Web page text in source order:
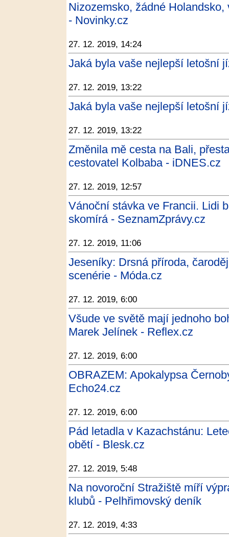
Nizozemsko, žádné
- Novinky.cz
27. 12. 2019, 14:24
Jaká byla vaše nejlepší letošní
27. 12. 2019, 13:22
Jaká byla vaše nejlepší letošní
27. 12. 2019, 13:22
Změnila mě cesta na Bali,
cestovatel Kolbaba - iDNES.cz
27. 12. 2019, 12:57
Vánoční stávka ve Francii. Lidi
skomírá - SeznamZprávy.cz
27. 12. 2019, 11:06
Jeseníky: Drsná příroda,
scenérie - Móda.cz
27. 12. 2019, 6:00
Všude ve světě mají jednoho
Marek Jelínek - Reflex.cz
27. 12. 2019, 6:00
OBRAZEM: Apokalypsa
Echo24.cz
27. 12. 2019, 6:00
Pád letadla v Kazachstánu:
obětí - Blesk.cz
27. 12. 2019, 5:48
Na novoroční Stražiště míří
klubů - Pelhřimovský deník
27. 12. 2019, 4:33